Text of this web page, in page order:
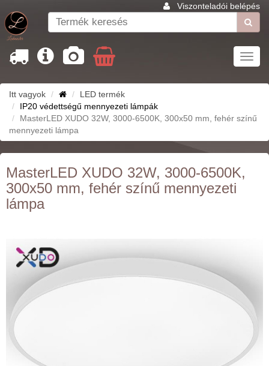
Viszonteladói belépés
Itt vagyok
LED termék
IP20 védettségű mennyezeti lámpák
MasterLED XUDO 32W, 3000-6500K, 300x50 mm, fehér színű
mennyezeti lámpa
MasterLED XUDO 32W, 3000-6500K,
300x50 mm, fehér színű mennyezeti
lámpa